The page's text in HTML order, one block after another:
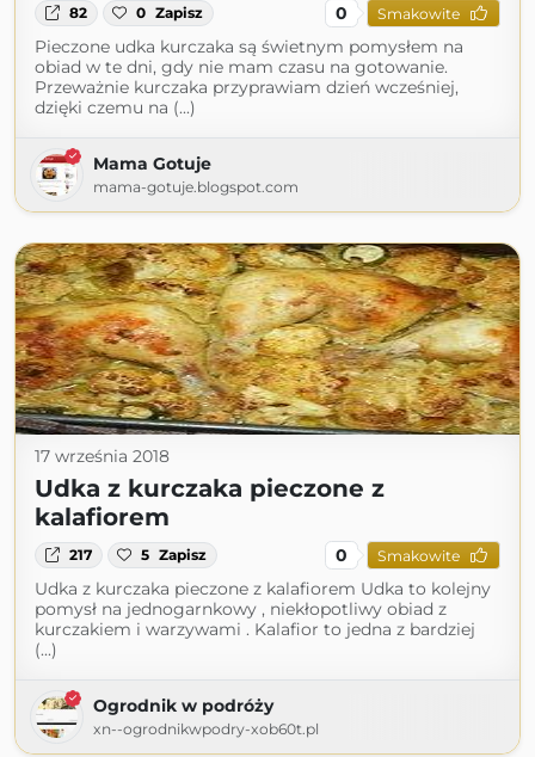
82 0 Zapisz 0 Smakowite
Pieczone udka kurczaka są świetnym pomysłem na
obiad w te dni, gdy nie mam czasu na gotowanie.
Przeważnie kurczaka przyprawiam dzień wcześniej,
dzięki czemu na (...)
Mama Gotuje
mama-gotuje.blogspot.com
17 września 2018
Udka z kurczaka pieczone z
kalafiorem
217 5 Zapisz 0 Smakowite
Udka z kurczaka pieczone z kalafiorem Udka to kolejny
pomysł na jednogarnkowy , niekłopotliwy obiad z
kurczakiem i warzywami . Kalafior to jedna z bardziej
(...)
Ogrodnik w podróży
xn--ogrodnikwpodry-xob60t.pl